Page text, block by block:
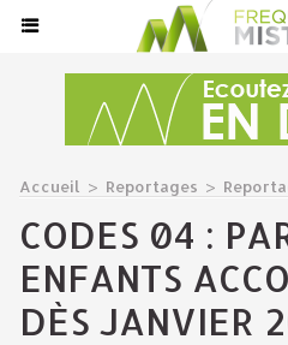
Accueil > Reportages >
CODES 04 :
ENFANTS
DÈS JANVIER